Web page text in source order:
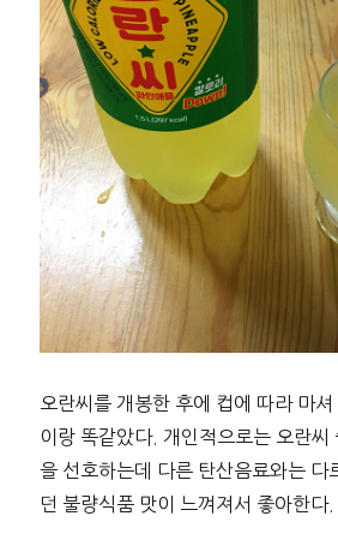
오란씨를 개봉한 후에 컵에 따라 마
이랑 똑같았다. 개인적으로는 오란씨
을 선호하는데 다른 탄산음료와는 다
던 불량식품 맛이 느껴져서 좋아한다.